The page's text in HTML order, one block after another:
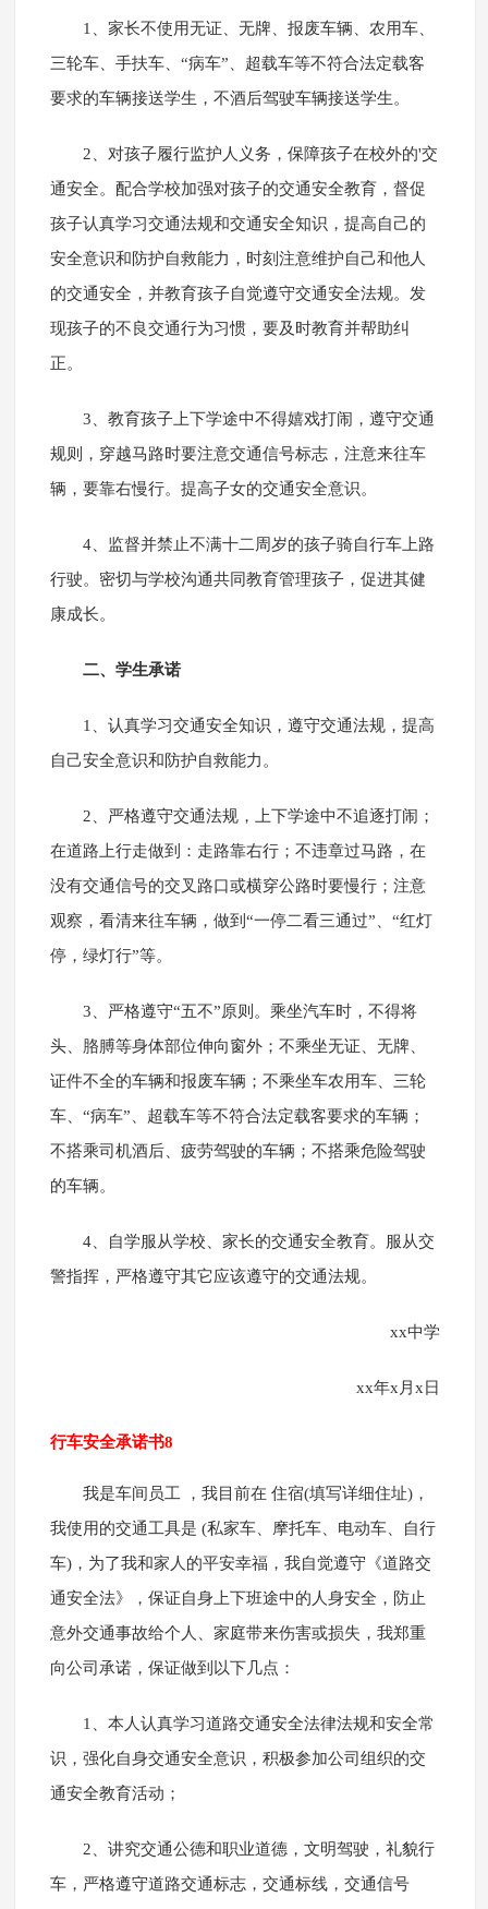
1、家长不使用无证、无牌、报废车辆、农用车、
三轮车、手扶车、“病车”、超载车等不符合法定载客
要求的车辆接送学生，不酒后驾驶车辆接送学生。
2、对孩子履行监护人义务，保障孩子在校外的'交
通安全。配合学校加强对孩子的交通安全教育，督促
孩子认真学习交通法规和交通安全知识，提高自己的
安全意识和防护自救能力，时刻注意维护自己和他人
的交通安全，并教育孩子自觉遵守交通安全法规。发
现孩子的不良交通行为习惯，要及时教育并帮助纠
正。
3、教育孩子上下学途中不得嬉戏打闹，遵守交通
规则，穿越马路时要注意交通信号标志，注意来往车
辆，要靠右慢行。提高子女的交通安全意识。
4、监督并禁止不满十二周岁的孩子骑自行车上路
行驶。密切与学校沟通共同教育管理孩子，促进其健
康成长。
二、学生承诺
1、认真学习交通安全知识，遵守交通法规，提高
自己安全意识和防护自救能力。
2、严格遵守交通法规，上下学途中不追逐打闹；
在道路上行走做到：走路靠右行；不违章过马路，在
没有交通信号的交叉路口或横穿公路时要慢行；注意
观察，看清来往车辆，做到“一停二看三通过”、“红灯
停，绿灯行”等。
3、严格遵守“五不”原则。乘坐汽车时，不得将
头、胳膊等身体部位伸向窗外；不乘坐无证、无牌、
证件不全的车辆和报废车辆；不乘坐车农用车、三轮
车、“病车”、超载车等不符合法定载客要求的车辆；
不搭乘司机酒后、疲劳驾驶的车辆；不搭乘危险驾驶
的车辆。
4、自学服从学校、家长的交通安全教育。服从交
警指挥，严格遵守其它应该遵守的交通法规。
xx中学
xx年x月x日
行车安全承诺书8
我是车间员工 ，我目前在 住宿(填写详细住址)，
我使用的交通工具是 (私家车、摩托车、电动车、自行
车)，为了我和家人的平安幸福，我自觉遵守《道路交
通安全法》，保证自身上下班途中的人身安全，防止
意外交通事故给个人、家庭带来伤害或损失，我郑重
向公司承诺，保证做到以下几点：
1、本人认真学习道路交通安全法律法规和安全常
识，强化自身交通安全意识，积极参加公司组织的交
通安全教育活动；
2、讲究交通公德和职业道德，文明驾驶，礼貌行
车，严格遵守道路交通标志，交通标线，交通信号